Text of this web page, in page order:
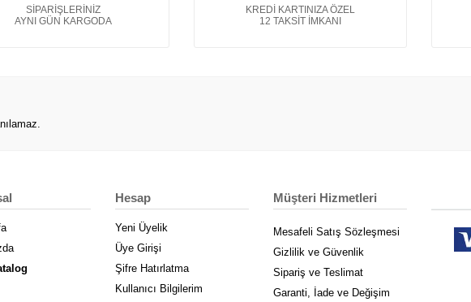
SİPARİŞLERİNİZ
AYNI GÜN KARGODA
KREDİ KARTINIZA ÖZEL
12 TAKSİT İMKANI
Hesap
Yeni Üyelik
Üye Girişi
Şifre Hatırlatma
Kullanıcı Bilgilerim
Müşteri Hizmetleri
Mesafeli Satış Sözleşmesi
Gizlilik ve Güvenlik
Sipariş ve Teslimat
Garanti, İade ve Değişim